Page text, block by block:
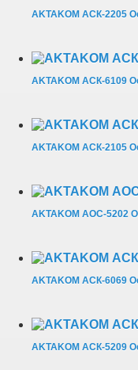
AKTAKOM АСК-2205
AKTAKOM АСК-6109
AKTAKOM АСК-2105
AKTAKOM АОС-5202
AKTAKOM АСК-6069
AKTAKOM АСК-5209